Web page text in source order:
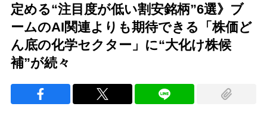
定める“注目度が低い割安銘柄”6選》ブ
ームのAI関連よりも期待できる「株価ど
ん底の化学セクター」に“大化け株候
補”が続々